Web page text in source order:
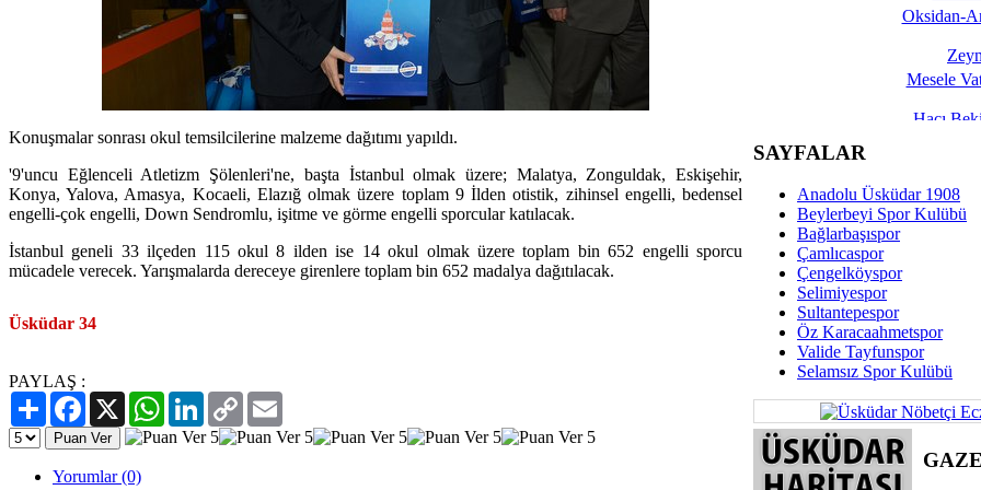
Konuşmalar sonrası okul temsilcilerine malzeme dağıtımı yapıldı.
'9'uncu Eğlenceli Atletizm Şölenleri'ne, başta İstanbul olmak üzere; Malatya, Zonguldak, Eskişehir,
Konya, Yalova, Amasya, Kocaeli, Elazığ olmak üzere toplam 9 İlden otistik, zihinsel engelli, bedensel
engelli-çok engelli, Down Sendromlu, işitme ve görme engelli sporcular katılacak.
İstanbul geneli 33 ilçeden 115 okul 8 ilden ise 14 okul olmak üzere toplam bin 652 engelli sporcu
mücadele verecek. Yarışmalarda dereceye girenlere toplam bin 652 madalya dağıtılacak.
Üsküdar 34
PAYLAŞ :
PaylaşFacebook
X WhatsAppLinkedIn
Copy
Link
Yorumlar (0)
Oksidan-
Mesele
Hacı
Dünya Fani, Ama
Hukukun
İmar Sorunlarının Genel
Arakan
Bayramın
SAYFALAR
Anadolu Üsküdar 1908
Beylerbeyi Spor Kulübü
Bağlarbaşıspor
Çamlıcaspor
Çengelköyspor
Selimiyespor
Sultantepespor
Öz Karacaahmetspor
Valide Tayfunspor
Selamsız Spor Kulübü